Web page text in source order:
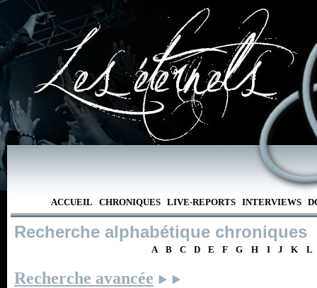
ACCUEIL CHRONIQUES LIVE-REPORTS INTERVIEWS
Recherche alphabétique chroniques
A B C D E F G H I J K L
Recherche avancée